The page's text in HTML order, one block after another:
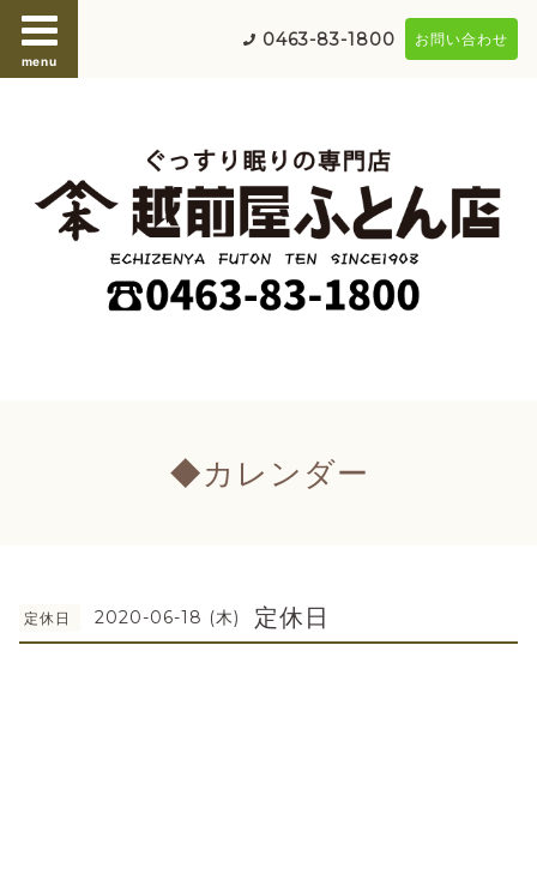
menu
0463-83-1800 お問い合わせ
◆カレンダー
定休日 2020-06-18 (木) 定休日